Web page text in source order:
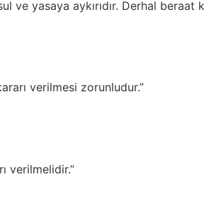
yasaya aykırıdır. Derhal beraat
verilmesi zorunludur.”
verilmelidir.”